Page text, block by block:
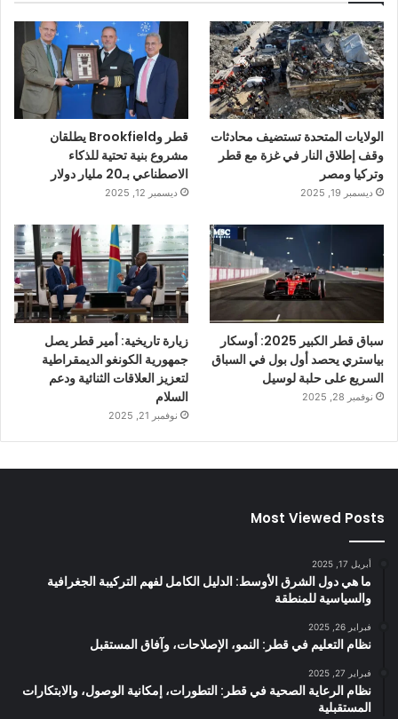
الولايات المتحدة تستضيف محادثات
وقف إطلاق النار في غزة مع قطر
وتركيا ومصر
ديسمبر 19, 2025
قطر وBrookfield يطلقان
مشروع بنية تحتية للذكاء
الاصطناعي بـ20 مليار دولار
ديسمبر 12, 2025
سباق قطر الكبير 2025: أوسكار
بياستري يحصد أول بول في السباق
السريع على حلبة لوسيل
نوفمبر 28, 2025
زيارة تاريخية: أمير قطر يصل
جمهورية الكونغو الديمقراطية
لتعزيز العلاقات الثنائية ودعم
السلام
نوفمبر 21, 2025
Most Viewed Posts
أبريل 17, 2025
ما هي دول الشرق الأوسط: الدليل الكامل لفهم التركيبة الجغرافية
والسياسية للمنطقة
فبراير 26, 2025
نظام التعليم في قطر: النمو، الإصلاحات، وآفاق المستقبل
فبراير 27, 2025
نظام الرعاية الصحية في قطر: التطورات، إمكانية الوصول، والابتكارات
المستقبلية